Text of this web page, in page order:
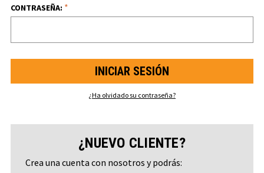
CONTRASEÑA: *
¿Ha olvidado su contraseña?
¿NUEVO CLIENTE?
Crea una cuenta con nosotros y podrás: